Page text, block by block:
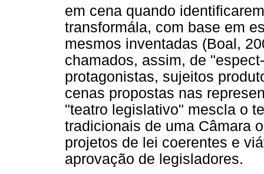
em cena quando
transformála, com base em
mesmos inventadas (Boal,
chamados, assim, de
protagonistas, sujeitos
cenas propostas nas
"teatro legislativo" mescla o
tradicionais de uma Câmara
projetos de lei coerentes e
aprovação de legisladores.